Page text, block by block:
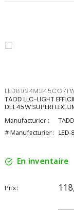
TADD LLC-LIGHT
DEL 45W
Manufacturier :
# Manufacturier : LED-
En inventaire
Prix